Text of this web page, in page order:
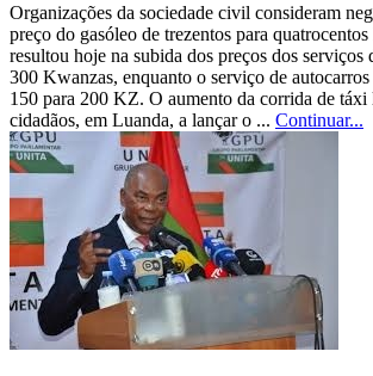
Organizações da sociedade civil consideram
preço do gasóleo de trezentos para
resultou hoje na subida dos preços dos serviços
300 Kwanzas, enquanto o serviço de
150 para 200 KZ. O aumento da corrida de táxi
cidadãos, em Luanda, a lançar o ... Continuar...